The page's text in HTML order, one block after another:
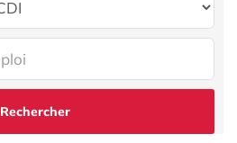
Rechercher